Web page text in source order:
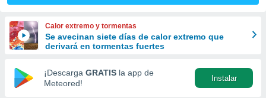
y
forma
digital
basada
Calor extremo y tormentas
Se avecinan siete días de calor extremo que
derivará en tormentas fuertes
¡Descarga GRATIS la app de
Meteored!
Instalar